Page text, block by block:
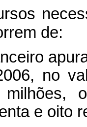
de:
no
e oito